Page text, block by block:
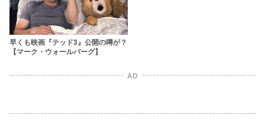
早くも映画『テッド3』公開の噂が？
【マーク・ウォールバーグ】
AD